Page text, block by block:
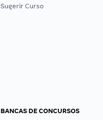
Sugerir Curso
BANCAS DE CONCURSOS